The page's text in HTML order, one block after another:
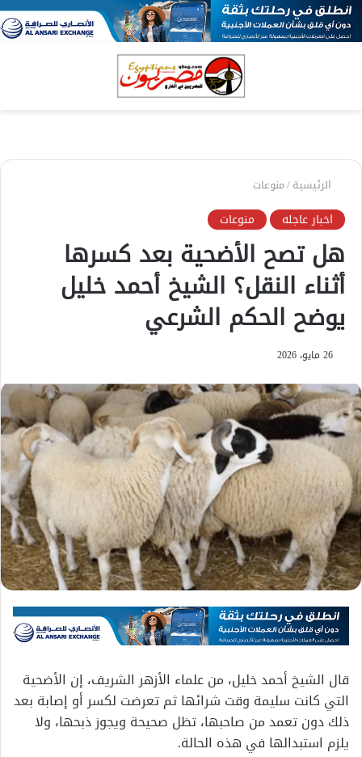
الرئيسية/منوعات
اخبار عاجله منوعات
هل تصح الأضحية بعد كسرها
أثناء النقل؟ الشيخ أحمد خليل
يوضح الحكم الشرعي
26 مايو، 2026
قال الشيخ أحمد خليل، من علماء الأزهر الشريف، إن الأضحية
التي كانت سليمة وقت شرائها ثم تعرضت لكسر أو إصابة بعد
ذلك دون تعمد من صاحبها، تظل صحيحة ويجوز ذبحها، ولا
يلزم استبدالها في هذه الحالة.